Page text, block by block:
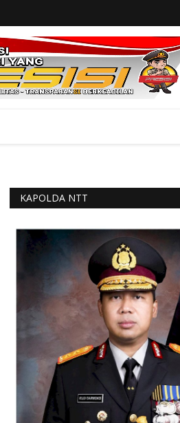
KAPOLDA NTT